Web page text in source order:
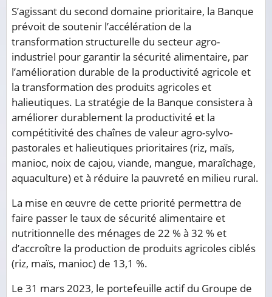
S’agissant du second domaine prioritaire, la Banque
prévoit de soutenir l’accélération de la
transformation structurelle du secteur agro-
industriel pour garantir la sécurité alimentaire, par
l’amélioration durable de la productivité agricole et
la transformation des produits agricoles et
halieutiques. La stratégie de la Banque consistera à
améliorer durablement la productivité et la
compétitivité des chaînes de valeur agro-sylvo-
pastorales et halieutiques prioritaires (riz, maïs,
manioc, noix de cajou, viande, mangue, maraîchage,
aquaculture) et à réduire la pauvreté en milieu rural.
La mise en œuvre de cette priorité permettra de
faire passer le taux de sécurité alimentaire et
nutritionnelle des ménages de 22 % à 32 % et
d’accroître la production de produits agricoles ciblés
(riz, maïs, manioc) de 13,1 %.
Le 31 mars 2023, le portefeuille actif du Groupe de